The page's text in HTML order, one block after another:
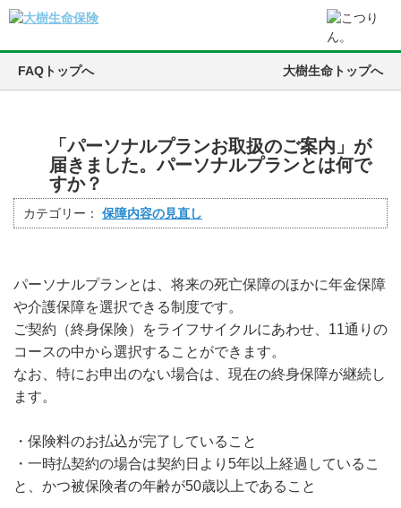
FAQトップへ 大樹生命トップへ
「パーソナルプランお取扱のご案内」が
届きました。パーソナルプランとは何で
すか？
カテゴリー： 保障内容の見直し
パーソナルプランとは、将来の死亡保障のほかに年金保障
や介護保障を選択できる制度です。
ご契約（終身保険）をライフサイクルにあわせ、11通りの
コースの中から選択することができます。
なお、特にお申出のない場合は、現在の終身保障が継続し
ます。
・保険料のお払込が完了していること
・一時払契約の場合は契約日より5年以上経過しているこ
と、かつ被保険者の年齢が50歳以上であること